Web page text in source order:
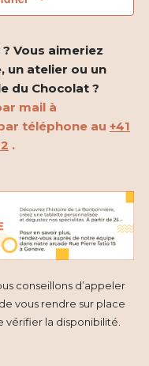
Vous aimeriez
un atelier ou un
du Chocolat ?
mail à
téléphone au +41
.
conseillons d’appeler
vous rendre sur place
vérifier la disponibilité.